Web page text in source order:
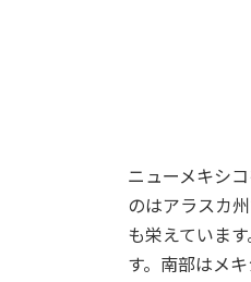
ニューメキシ
のはアラスカ
も栄えていま
す。南部はメ